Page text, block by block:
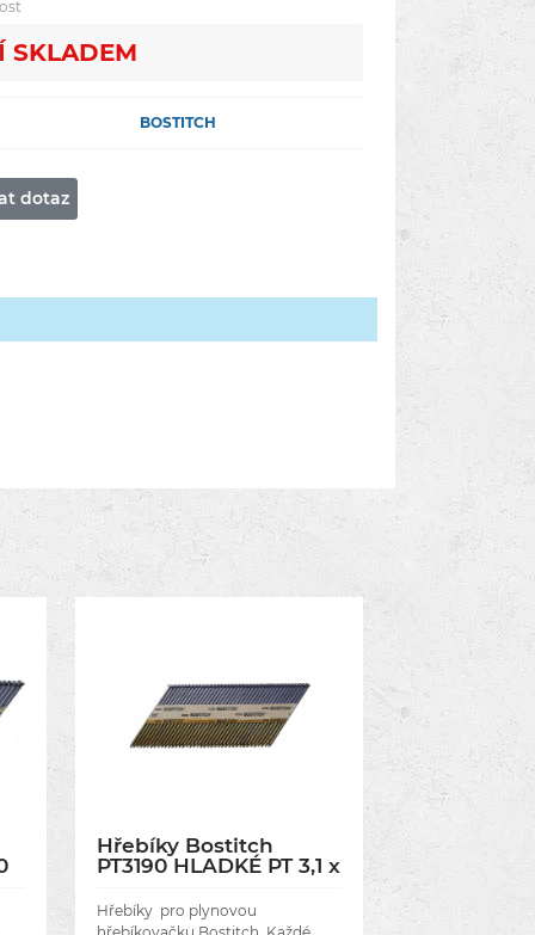
SKLADEM
BOSTITCH
dotaz
Hřebíky Bostitch
PT3190 HLADKÉ PT 3,1 x
Hřebíky pro plynovou